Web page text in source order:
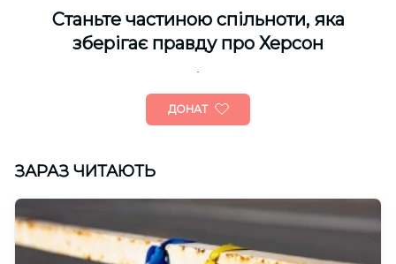
Cтаньте частиною спільноти, яка
зберігає правду про Херсон
ДОНАТ
ЗАРАЗ ЧИТАЮТЬ